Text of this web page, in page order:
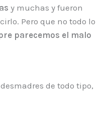
y muchas y fueron
Pero que no todo lo
parecemos el malo
de todo tipo,